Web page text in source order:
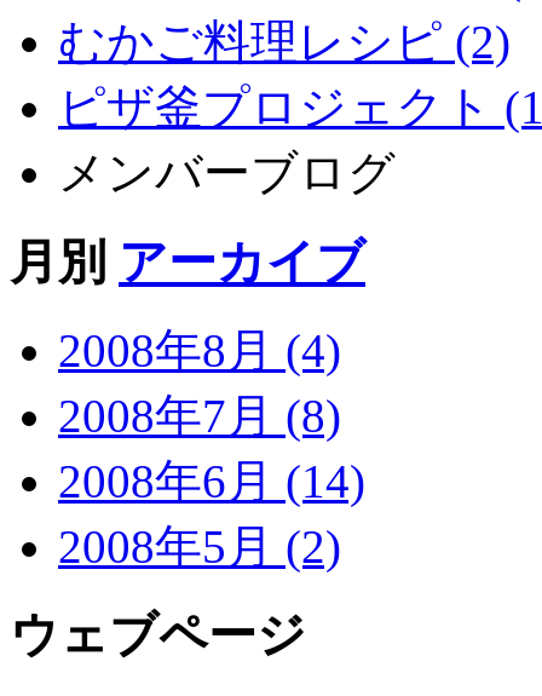
むかご料理レシピ (2)
ピザ釜プロジェクト
メンバーブログ
月別 アーカイブ
2008年8月 (4)
2008年7月 (8)
2008年6月 (14)
2008年5月 (2)
ウェブページ